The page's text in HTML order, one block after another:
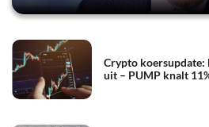
Crypto
uit – PUMP knalt